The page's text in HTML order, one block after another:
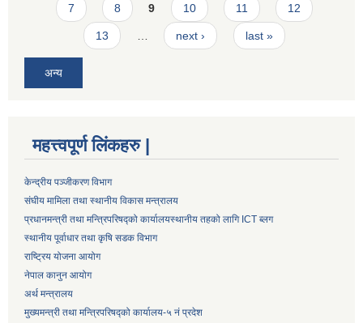
7 8 9 10 11 12
13 next › last »
अन्य
महत्त्वपूर्ण लिंकहरु |
केन्द्रीय पञ्जीकरण विभाग
संघीय मामिला तथा स्थानीय विकास मन्त्रालय
प्रधानमन्त्री तथा मन्त्रिपरिषद्को कार्यालयस्थानीय तहको लागि ICT ब्लग
स्थानीय पूर्वाधार तथा कृषि सडक विभाग
राष्ट्रिय योजना आयोग
नेपाल कानुन आयोग
अर्थ मन्त्रालय
मुख्यमन्त्री तथा मन्त्रिपरिषद्को कार्यालय-५ नं प्रदेश